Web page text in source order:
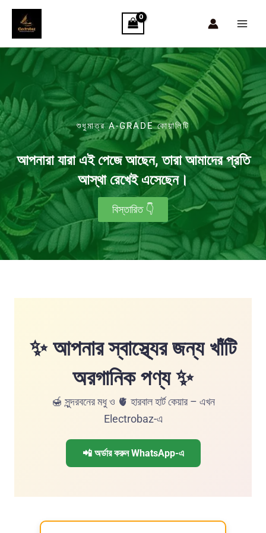
Skip
content
শুধুমাত্র A-GRADE কোয়ালিটি
আপনারা যারা এই পেজে আছেন, তারা আমাদের প্রতি
আস্থা রেখেই এসেছেন।
বিস্তারিত 👇
✨ আপনার স্বাস্থ্যের জন্য খাঁটি
অরগানিক পণ্য ✨
🍯 সুন্দরবনের মধু ও 🫀 হারবাল হার্ট কেয়ার – এখন
Electrobaz-এ
📲 অর্ডার করুন WhatsApp-এ